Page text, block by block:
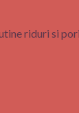
riduri si